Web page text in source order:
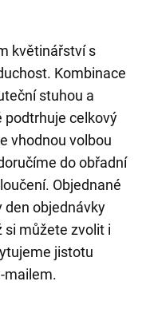
květinářství s
Kombinace
stuhou a
podtrhuje celkový
vhodnou volbou
do obřadní
Objednané
den objednávky
si můžete zvolit i
jistotu
mailem.